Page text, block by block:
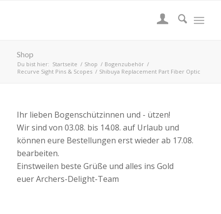
Shop
Du bist hier: Startseite / Shop / Bogenzubehör /
Recurve Sight Pins & Scopes / Shibuya Replacement Part Fiber Optic
Ihr lieben Bogenschützinnen und - ützen!
Wir sind von 03.08. bis 14.08. auf Urlaub und
können eure Bestellungen erst wieder ab 17.08.
bearbeiten.
Einstweilen beste Grüße und alles ins Gold
euer Archers-Delight-Team